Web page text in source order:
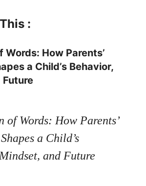
:
Words: How Parents’
a Child’s Behavior,
Future
of Words: How Parents’
a Child’s
and Future